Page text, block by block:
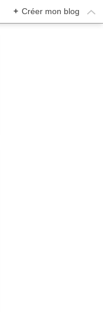
+ Créer mon blog